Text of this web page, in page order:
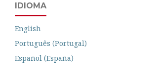
IDIOMA
English
Português (Portugal)
Español (España)